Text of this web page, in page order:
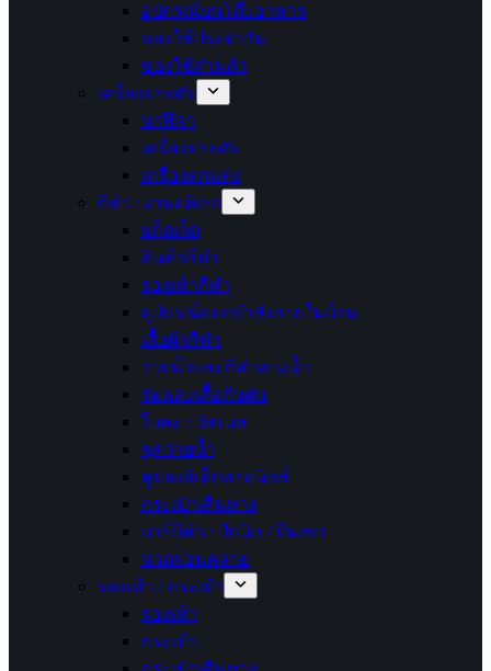
อุปกรณ์บนโต๊ะอาหาร
ของใช้ประจำวัน
ของใช้ส่วนตัว
เครื่องประดับ
นาฬิกา
เครื่องประดับ
เครื่องตกแต่ง
กีฬา / งานอดิเรก
แก็ดเจ็ต
สินค้ากีฬา
รองเท้ากีฬา
อุปกรณ์ออกกำลังกายในบ้าน
เสื้อผ้ากีฬา
ว่ายน้ำและกีฬาทางน้ำ
ร่มและเสื้อกันฝน
โยคะ / ฟิตเนส
ชุดว่ายน้ำ
คูปองอิเล็กทรอนิกส์
กระเป๋าเดินทาง
บาร์บีคิว / ปิกนิก / ปีนเขา
นวดผ่อนคลาย
รองเท้า / กระเป๋า
รองเท้า
กระเป๋า